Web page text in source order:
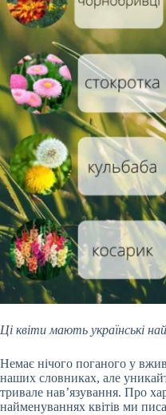
Ці квіти мають українські
Немає нічого поганого у
наших словниках, але
тривале нав’язування. Про
найменуваннях квітів ми